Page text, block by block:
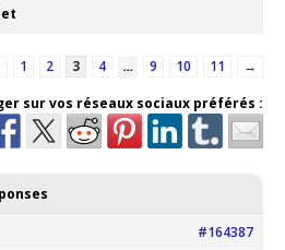
1 2 3 4 … 9 10 11
→
sur vos réseaux sociaux préférés :
#164387